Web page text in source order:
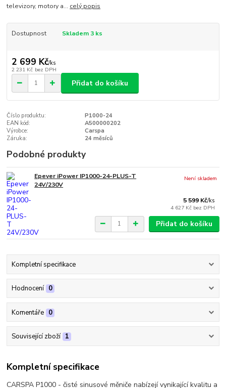
televizory, motory a... celý popis
Dostupnost Skladem 3 ks
2 699 Kč/ks
2 231 Kč bez DPH
Přidat do košíku
Číslo produktu:
P1000-24
EAN kód:
A500000202
Výrobce:
Carspa
Záruka:
24 měsíců
Podobné produkty
Epever iPower IP1000-24-PLUS-T
24V/230V
5 599 Kč/ks
4 627 Kč bez DPH
Není skladem
Přidat do košíku
Kompletní specifikace
Hodnocení 0
Komentáře 0
Související zboží 1
Kompletní specifikace
CARSPA P1000 - čisté sinusové měniče nabízejí vynikající kvalitu a